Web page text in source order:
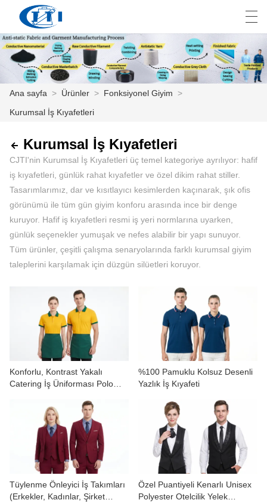
ANA SAYFA
ÜRÜNLER
HAKKIMIZDA
HABER
ENDÜSTRI
VIDEOLAR
العربية česky Deutsch English
Ana sayfa > Ürünler > Fonksiyonel Giyim >
Kurumsal İş Kıyafetleri
Kurumsal İş Kıyafetleri
CJTI'nin Kurumsal İş Kıyafetleri üç temel kategoriye ayrılıyor: hafif
iş kıyafetleri, günlük rahat kıyafetler ve özel dikim rahat stiller.
Tasarımlarımız, dar ve kısıtlayıcı kesimlerden kaçınarak, şık ofis
görünümü ile tüm gün giyim konforu arasında ince bir denge
kuruyor. Hafif iş kıyafetleri resmi iş yeri normlarına uyarken,
günlük seçenekler yumuşak ve nefes alabilir bir yapı sunuyor.
Tüm ürünler, çeşitli çalışma senaryolarında farklı kurumsal giyim
taleplerini karşılamak için düzgün silüetleri koruyor.
Konforlu, Kontrast Yakalı
Catering İş Üniforması Polo
%100 Pamuklu Kolsuz Desenli
Yazlık İş Kıyafeti
Tüylenme Önleyici İş Takımları
(Erkekler, Kadınlar, Şirket
Özel Puantiyeli Kenarlı Unisex
Polyester Otelcilik Yelek